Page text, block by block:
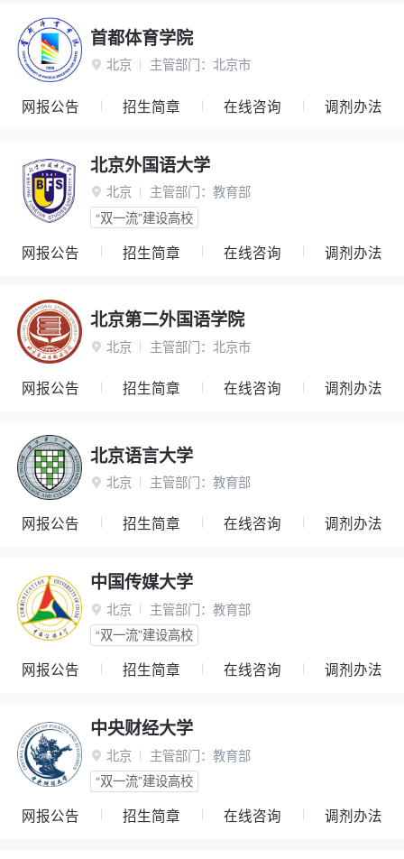
首都体育学院
 北京 主管部门： 北京市
网报公告 招生简章 在线咨询 调剂办法
北京外国语大学
 北京 主管部门： 教育部
“双一流”建设高校
网报公告 招生简章 在线咨询 调剂办法
北京第二外国语学院
 北京 主管部门： 北京市
网报公告 招生简章 在线咨询 调剂办法
北京语言大学
 北京 主管部门： 教育部
网报公告 招生简章 在线咨询 调剂办法
中国传媒大学
 北京 主管部门： 教育部
“双一流”建设高校
网报公告 招生简章 在线咨询 调剂办法
中央财经大学
 北京 主管部门： 教育部
“双一流”建设高校
网报公告 招生简章 在线咨询 调剂办法